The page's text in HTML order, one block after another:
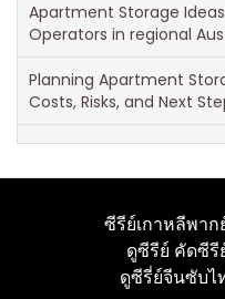
Apartment Storage
Operators in regional
Planning Apartment
Costs, Risks, and Next
ซีรีย์เกาหลีพาก
ดูซีรีย์ คัดซีรี
ดูซีรี่ย์จีนซับไ